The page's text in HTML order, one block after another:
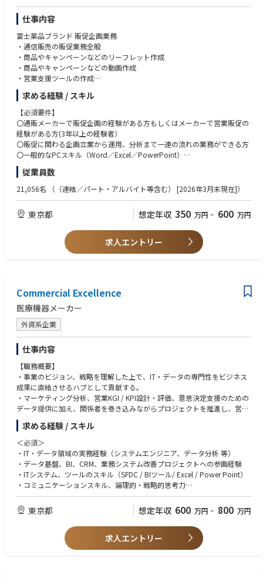
●事実（データ）と仮説思考を往復し、企画を磨ける方
●消費者起点で価値を考え、関係者を巻き込んで推進できる方
●スピード感を持ちつつ、品質・規制・実現性の観点も踏まえて意思決定
できる方
●部門横断でのコミュニケーションに強みがある方
仕事内容
富士薬品ブランド 販促企画業務
・通信販売の販促業務全般
・商品やキャンペーンなどのリーフレット作成
・商品やキャンペーンなどの動画作成
・営業支援ツールの作成
・配置販売の販促業務全般
・各施策の分析および対策提案業務
求める経験 / スキル
【必須要件】
〇通販メーカーで販促企画の経験がある方もしくはメーカーで営業販促の
経験がある方(3年以上の経験者）
〇販促に関わる企画立案から運用、分析まで一連の流れの業務ができる方
〇一般的なPCスキル（Word／Excel／PowerPoint）
〇動画やリーフレット作成の経験がある方
【歓迎要件】
◎WebサイトなどEC関連知識および経験がある方
◎ブランドマネージャー経験者
◎医薬品もしくは健康食品メーカー出身者
【求める人物像】
・企画提案力のある方
・分析が好きな方
従業員数
21,056名 （（連結／パート・アルバイト等含む） [2026年3月末現在]）
東京都 想定年収 350 万円 ~ 600 万円
求人エントリー
Commercial Excellence
医療機器メーカー
外資系企業
仕事内容
【職務概要】
・事業のビジョン、戦略を理解した上で、IT・データの専門性をビジネス
成果に直結させるハブとして貢献する。
・マーケティング分析、営業KGI / KPI設計・評価、意思決定支援のための
データ提供に加え、関係者を巻き込みながらプロジェクトを推進し、営
業・マーケティングの業務効率化と高度化をリードする。
・積極的に営業業務効率化を実現するための提言を行い、改善計画を立案
し、実行する。
【主な職務内容】
・事業・営業課題を理解し、データ・ITの観点から解決策を企画・提案・
実行
イムリーな提供
・Excel を用いた高度なデータ加工・分析（関数、Power Query、Pivot
・Salesforce / BIツール等を活用した分析基盤・レポーティングの設計・
求める経験 / スキル
＜必須＞
・IT・データ領域の実務経験（システムエンジニア、データ分析 等）
・データ基盤、BI、CRM、業務システム改善プロジェクトへの参画経験
・ITシステム、ツールのスキル（SFDC / BIツール/ Excel / Power Point）
・コミュニケーションスキル、論理的・戦略的思考力
・日本語（ネイティブレベル）
・ITシステム、ツールのスキル（Cognos / JDE / APEX / Sharepoint / Intr
東京都 想定年収 600 万円 ~ 800 万円
求人エントリー